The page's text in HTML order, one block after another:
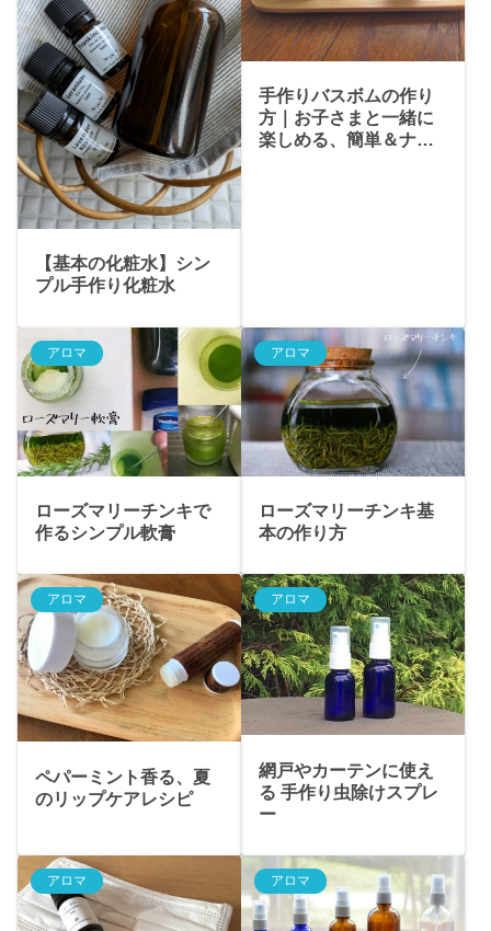
【基本の化粧水】シン
プル手作り化粧水
手作りバスボムの作り
方｜お子さまと一緒に
楽しめる、簡単＆ナチ
アロマ
ローズマリーチンキで
作るシンプル軟膏
アロマ
ローズマリーチンキ基
本の作り方
アロマ
ペパーミント香る、夏
のリップケアレシピ
アロマ
網戸やカーテンに使え
る 手作り虫除けスプレ
ー
アロマ アロマ